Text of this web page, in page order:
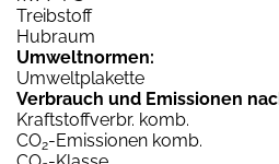
Treibstoff
Hubraum
Umweltnormen:
Umweltplakette
Verbrauch und Emissionen
Kraftstoffverbr. komb.
CO2-Emissionen komb.